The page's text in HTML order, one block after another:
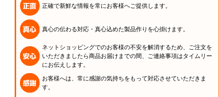
正確で新鮮な情報を常にお客様へご提供します。
真心の伝わる対応・真心込めた製品作りを心掛けます。
ネットショッピングでのお客様の不安を解消するため、ご注文を
いただきましたら商品お届けまでの間、ご連絡事項はタイムリー
にお伝えします。
お客様へは、常に感謝の気持ちをもって対応させていただきま
す。